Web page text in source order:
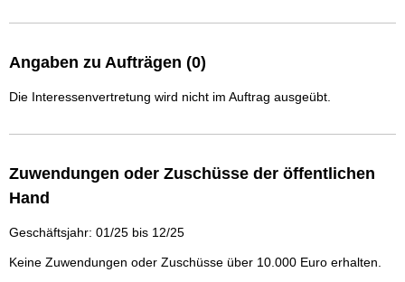
Angaben zu Aufträgen (0)
Die Interessenvertretung wird nicht im Auftrag ausgeübt.
Zuwendungen oder Zuschüsse der öffentlichen
Hand
Geschäftsjahr: 01/25 bis 12/25
Keine Zuwendungen oder Zuschüsse über 10.000 Euro erhalten.